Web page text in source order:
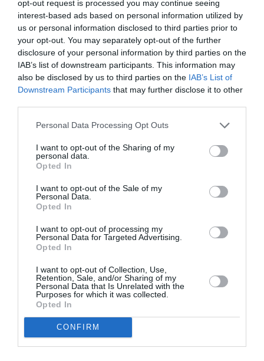
opt-out request is processed you may continue seeing
interest-based ads based on personal information utilized by
us or personal information disclosed to third parties prior to
your opt-out. You may separately opt-out of the further
disclosure of your personal information by third parties on the
IAB’s list of downstream participants. This information may
also be disclosed by us to third parties on the IAB’s List of
Downstream Participants that may further disclose it to other
Personal Data Processing Opt Outs
I want to opt-out of the Sharing of my
personal data.
Opted In
I want to opt-out of the Sale of my
Personal Data.
Opted In
I want to opt-out of processing my
Personal Data for Targeted Advertising.
Opted In
I want to opt-out of Collection, Use,
Retention, Sale, and/or Sharing of my
Personal Data that Is Unrelated with the
Purposes for which it was collected.
Opted In
CONFIRM
CITEȘTE ȘI:
Facem zilnic acest lucru, dar poate fi deosebit de
periculos. Alarma care înspăimântă întreaga lume
Încearcă dieta cu înghețată! Durează doar patru
Siluetă ca la 20 de ani? Consumi pepene verde și,
într-o săptămână, pierzi din greutate fără efort
Deschide ochii, ridică-te din pat și bea imediat
această băutură. În 10 zile kilogramele în plus vor
dispărea
Ce să faceți înainte de culcare ca să nu mai sforăiți.
Rezultate garantate
Decizie importantă pentru românii din
diaspora: rămâi șomer într-un stat UE,